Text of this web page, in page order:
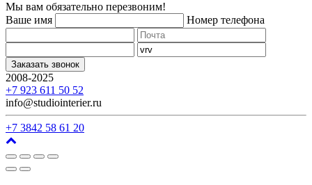
Мы вам обязательно перезвоним!
Ваше имя
Номер телефона
Заказать звонок
2008-2025
+7 923 611 50 52
info@studiointerier.ru
+7 3842 58 61 20